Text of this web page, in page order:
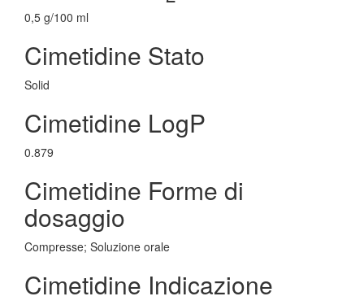
0,5 g/100 ml
Cimetidine Stato
Solid
Cimetidine LogP
0.879
Cimetidine Forme di
dosaggio
Compresse; Soluzione orale
Cimetidine Indicazione